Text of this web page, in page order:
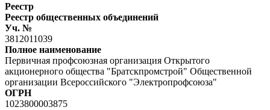
Реестр
Реестр общественных объединений
Уч. №
3812011039
Полное наименование
Первичная профсоюзная организация Открытого
акционерного общества "Братскпромстрой" Общественной
организации Всероссийского "Электропрофсоюза"
ОГРН
1023800003875